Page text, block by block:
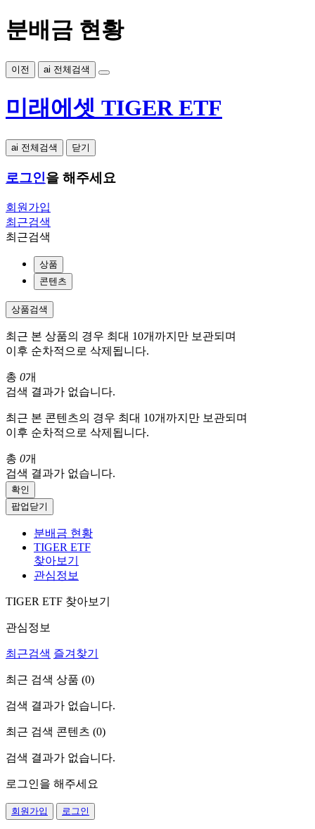
분배금 현황
이전 ai 전체검색
미래에셋 TIGER ETF
ai 전체검색 닫기
로그인을 해주세요
회원가입
최근검색
최근검색
상품
콘텐츠
상품검색
최근 본 상품의 경우 최대 10개까지만 보관되며
이후 순차적으로 삭제됩니다.
총 0개
검색 결과가 없습니다.
최근 본 콘텐츠의 경우 최대 10개까지만 보관되며
이후 순차적으로 삭제됩니다.
총 0개
검색 결과가 없습니다.
확인
팝업닫기
분배금 현황
TIGER ETF
찾아보기
관심정보
TIGER ETF 찾아보기
관심정보
최근검색 즐겨찾기
최근 검색 상품 (0)
검색 결과가 없습니다.
최근 검색 콘텐츠 (0)
검색 결과가 없습니다.
로그인을 해주세요
회원가입 로그인